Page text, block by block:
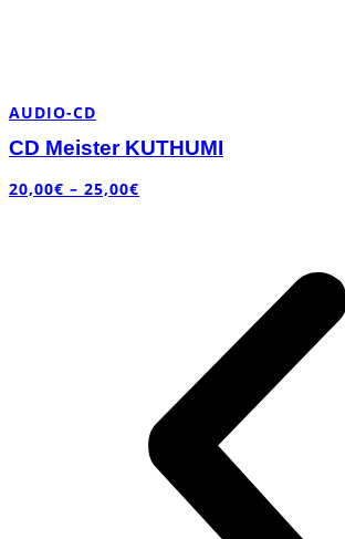
AUDIO-CD
CD Meister KUTHUMI
20,00€ – 25,00€